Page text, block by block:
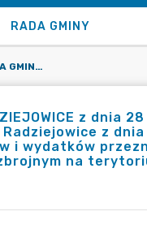
RADA GMINY
ZARZĄDZENIE NR 33/2023 WÓJTA GMINY RADZIEJOWICE Z DNIA 28 KWIETNIA 2023 R. W SPRAWIE ZMIANY ZARZĄDZENIA NR 26/2023 WÓJTA GMINY RADZIEJOWICE Z DNIA 30 MARCA 2023 R. W SPRAWIE UTWORZENIA WYDZIELONEGO RACHUNKU DOCHODÓW I WYDATKÓW PRZEZNACZONYCH NA RZECZ POMOCY OBYWATELOM UKRAINY DOTKNIĘTYM KONFLIKTEM ZBROJNYM NA TERYTORIUM UKRAINY
z dnia
z
i wydatków
na